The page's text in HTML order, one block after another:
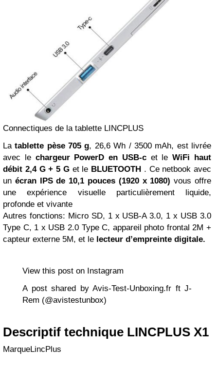
Connectiques de la tablette LINCPLUS
Latablette pèse 705 g, 26,6 Wh / 3500 mAh, est livrée
avec le chargeur PowerD en USB-cet leWiFi haut
débit 2,4 G + 5 Get le BLUETOOTH . Ce netbook avec
un écran IPS de 10,1 pouces (1920 x 1080) vous offre
une expérience visuelle particulièrement liquide,
profonde et vivante
Autres fonctions: Micro SD, 1 x USB-A 3.0, 1 x USB 3.0
Type C, 1 x USB 2.0 Type C, appareil photo frontal 2M +
capteur externe 5M, et le lecteur d’empreinte digitale.
View this post on Instagram
A post shared by Avis-Test-Unboxing.fr ft J-
Rem (@avistestunbox)
Descriptif technique LINCPLUS X1
MarqueLincPlus